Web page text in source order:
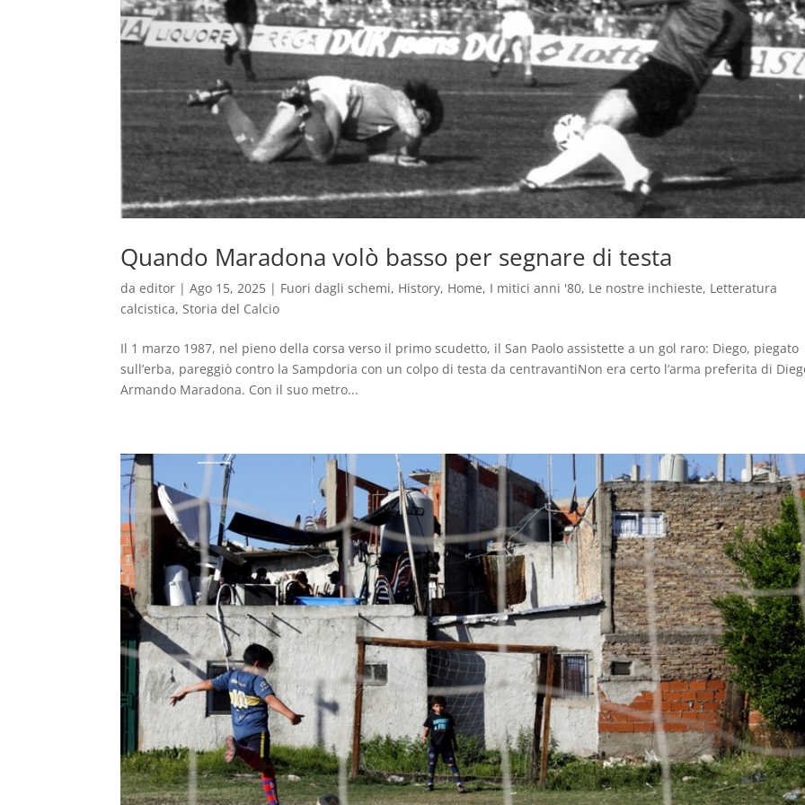
Quando Maradona volò basso per segnare di testa
daeditor |Ago 15, 2025 | Fuori dagli schemi, History, Home, I mitici anni '80, Le nostre inchieste, Letteratura
calcistica,Storia del Calcio
Il 1 marzo 1987, nel pieno della corsa verso il primo scudetto, il San Paolo assistette a un gol raro: Diego, piegato
sull’erba, pareggiò contro la Sampdoria con un colpo di testa da centravantiNon era certo l’arma preferita di
Armando Maradona. Con il suo metro...